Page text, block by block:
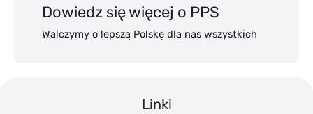
Dowiedz się więcej o PPS
Walczymy o lepszą Polskę dla nas wszystkich
Linki